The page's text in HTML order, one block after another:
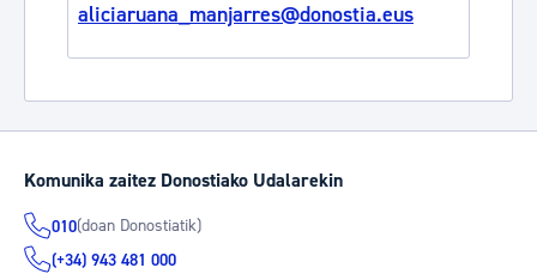
aliciaruana_manjarres@donostia.eus
Komunika zaitez Donostiako Udalarekin
010(doan Donostiatik)
(+34) 943 481 000